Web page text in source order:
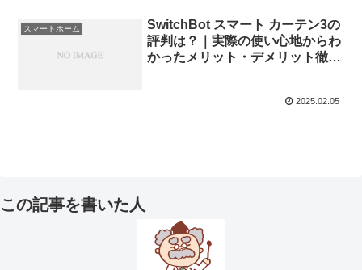
スマートホーム
SwitchBot スマート カーテン3の
評判は？｜実際の使い心地からわ
かったメリット・デメリット徹底
2025.02.05
この記事を書いた人